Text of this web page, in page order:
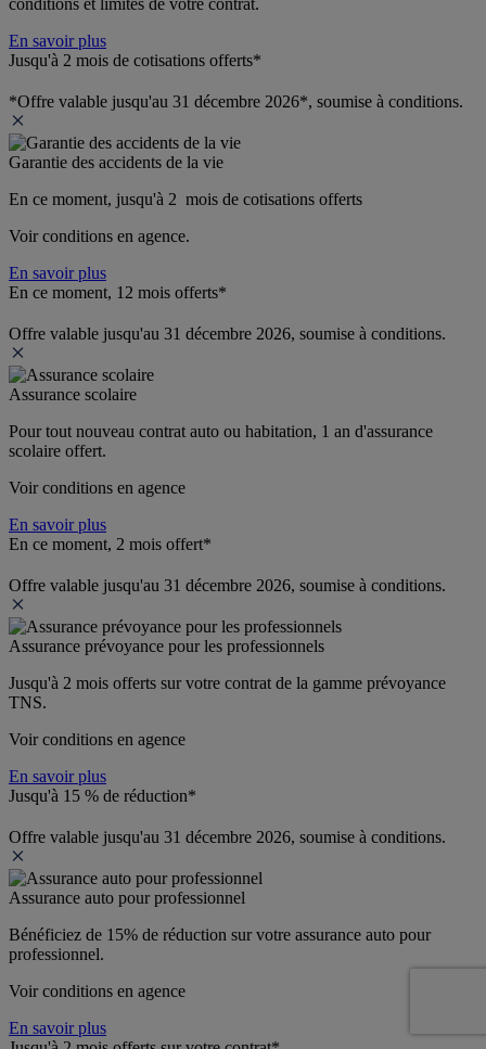
En savoir plus
Jusqu'à 2 mois de cotisations offerts*
*Offre valable jusqu'au 31 décembre 2026*, soumise à conditions.
Garantie des accidents de la vie
En ce moment, jusqu'à 2  mois de cotisations offerts
Voir conditions en agence.
En savoir plus
En ce moment, 12 mois offerts*
Offre valable jusqu'au 31 décembre 2026, soumise à conditions.
Assurance scolaire
Pour tout nouveau contrat auto ou habitation, 1 an d'assurance
scolaire offert.
Voir conditions en agence
En savoir plus
En ce moment, 2 mois offert*
Offre valable jusqu'au 31 décembre 2026, soumise à conditions.
Assurance prévoyance pour les professionnels
Jusqu'à 2 mois offerts sur votre contrat de la gamme prévoyance
TNS.
Voir conditions en agence
En savoir plus
Jusqu'à 15 % de réduction*
Offre valable jusqu'au 31 décembre 2026, soumise à conditions.
Assurance auto pour professionnel
Bénéficiez de 15% de réduction sur votre assurance auto pour
professionnel.
Voir conditions en agence
En savoir plus